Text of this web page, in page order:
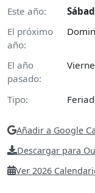
Este año:
El próximo
año:
El año
pasado:
Tipo:
Añadir a Google
Descargar para
Ver 2026